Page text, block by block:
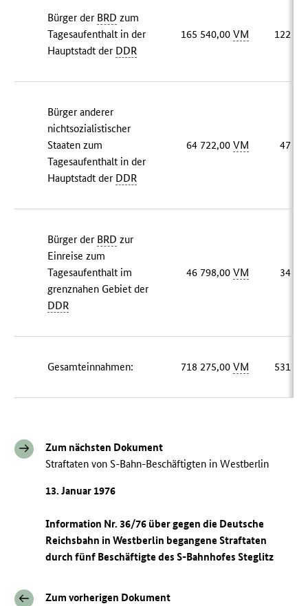
Bürger der BRD zum
Tagesaufenthalt in der
Hauptstadt der DDR
165 540,00VM 122
Bürger anderer
nichtsozialistischer
Staaten zum
Tagesaufenthalt in der
Hauptstadt der DDR
64 722,00VM 47
Bürger der BRD zur
Einreise zum
Tagesaufenthalt im
grenznahen Gebiet der
DDR
46 798,00VM 34
Gesamteinnahmen: 718 275,00VM 531
Zum nächsten Dokument
Straftaten von S-Bahn-Beschäftigten in Westberlin
13. Januar 1976
Information Nr. 36/76 über gegen die Deutsche
Reichsbahn in Westberlin begangene Straftaten
durch fünf Beschäftigte des S-Bahnhofes Steglitz
Zum vorherigen Dokument